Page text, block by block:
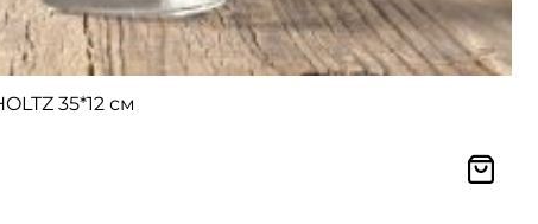
35*12 см